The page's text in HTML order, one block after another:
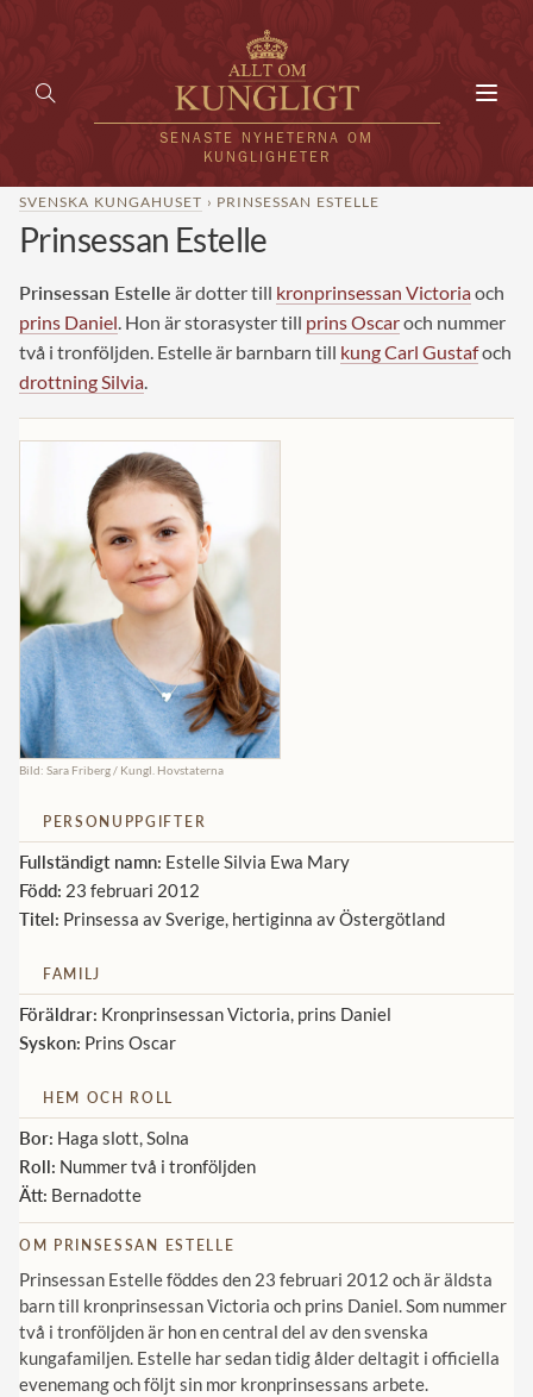
SENASTE NYHETERNA OM
KUNGLIGHETER
HEM
KUNGAFAMILJEN
UTLÄNDSKT
VÄRLDENS KUNGAHUS
Svenska kungahuset
Brittiska kungahuset
Norska kungahuset
Danska kungahuset
Spanska kungahuset
Nederländska kungahuset
Belgiska kungahuset
Jordanska kungahuset
Luxemburgska storhertighuset
Japanska kejsarhuset
SVENSKA KUNGAHUSET › PRINSESSAN ESTELLE
Prinsessan Estelle
Prinsessan Estelle är dotter till kronprinsessan Victoriaoch
prins Daniel . Hon är storasyster till prins Oscaroch nummer
två i tronföljden. Estelle är barnbarn till kung Carl Gustafoch
drottning Silvia
Bild: Sara Friberg / Kungl. Hovstaterna
PERSONUPPGIFTER
Fullständigt namn: Estelle Silvia Ewa Mary
Född: 23 februari 2012
Titel: Prinsessa av Sverige, hertiginna av Östergötland
FAMILJ
Föräldrar: Kronprinsessan Victoria, prins Daniel
Syskon: Prins Oscar
HEM OCH ROLL
Bor: Haga slott, Solna
Roll: Nummer två i tronföljden
Ätt: Bernadotte
OM PRINSESSAN ESTELLE
Prinsessan Estelle föddes den 23 februari 2012 och är äldsta
barn till kronprinsessan Victoria och prins Daniel. Som nummer
två i tronföljden är hon en central del av den svenska
kungafamiljen. Estelle har sedan tidig ålder deltagit i officiella
evenemang och följt sin mor kronprinsessans arbete.